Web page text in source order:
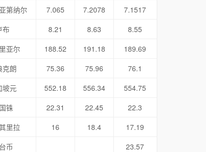
第纳尔
7.065 7.2078
7.1517
布
8.21 8.63
8.55
亚尔
188.52 191.18
189.69
克朗
75.36 75.96
76.1
坡元
552.18 556.34
554.75
铢
22.31 22.45
22.3
里拉
16 18.4
17.19
币
23.57